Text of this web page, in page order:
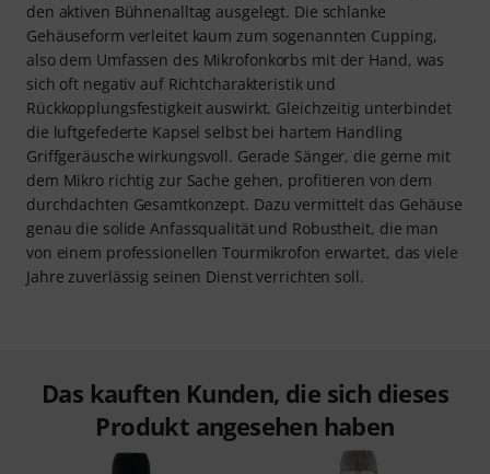
den aktiven Bühnenalltag ausgelegt. Die schlanke
Gehäuseform verleitet kaum zum sogenannten Cupping,
also dem Umfassen des Mikrofonkorbs mit der Hand, was
sich oft negativ auf Richtcharakteristik und
Rückkopplungsfestigkeit auswirkt. Gleichzeitig unterbindet
die luftgefederte Kapsel selbst bei hartem Handling
Griffgeräusche wirkungsvoll. Gerade Sänger, die gerne mit
dem Mikro richtig zur Sache gehen, profitieren von dem
durchdachten Gesamtkonzept. Dazu vermittelt das Gehäuse
genau die solide Anfassqualität und Robustheit, die man
von einem professionellen Tourmikrofon erwartet, das viele
Jahre zuverlässig seinen Dienst verrichten soll.
Das kauften Kunden, die sich dieses
Produkt angesehen haben